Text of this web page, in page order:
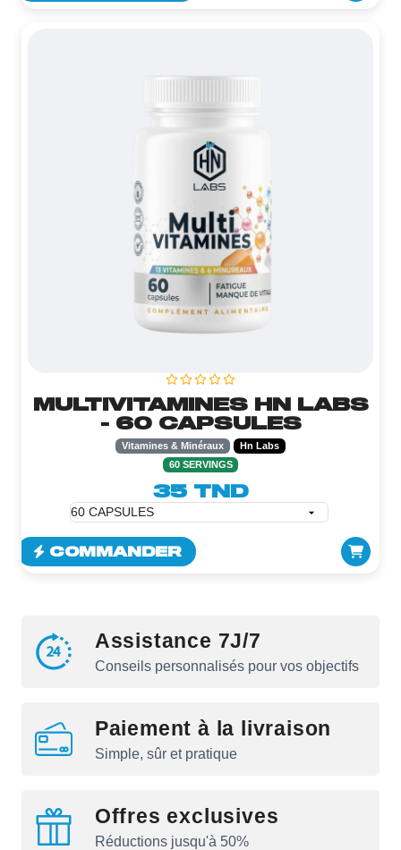
MULTIVITAMINES HN LABS
- 60 CAPSULES
Vitamines & Minéraux
Hn Labs
60 SERVINGS
35 TND
COMMANDER
Assistance 7J/7
Conseils personnalisés pour vos objectifs
Paiement à la livraison
Simple, sûr et pratique
Offres exclusives
Réductions jusqu'à 50%